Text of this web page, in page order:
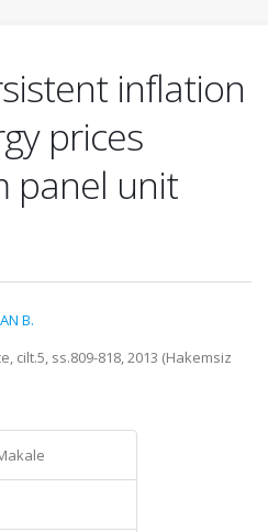
inflation
prices
panel unit
B.
cilt.5, ss.809-818, 2013 (Hakemsiz